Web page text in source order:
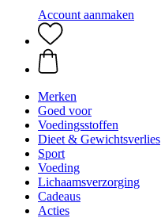
Account aanmaken
Merken
Goed voor
Voedingsstoffen
Dieet & Gewichtsverlies
Sport
Voeding
Lichaamsverzorging
Cadeaus
Acties